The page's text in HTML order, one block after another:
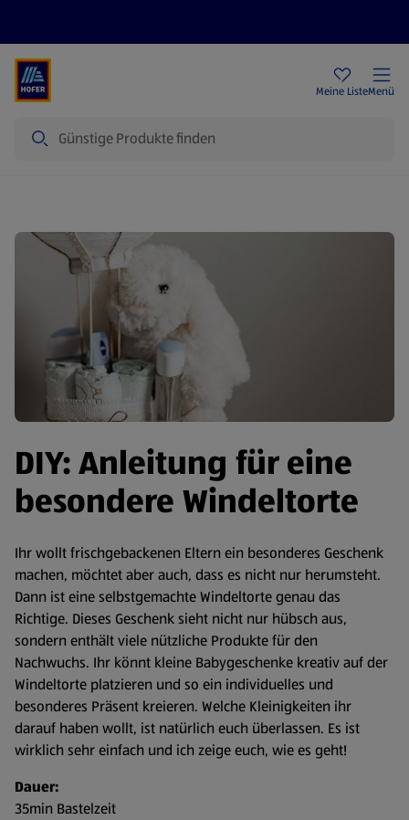
Meine ListeMenü
DIY: Anleitung für eine
besondere Windeltorte
Ihr wollt frischgebackenen Eltern ein besonderes Geschenk
machen, möchtet aber auch, dass es nicht nur herumsteht.
Dann ist eine selbstgemachte Windeltorte genau das
Richtige. Dieses Geschenk sieht nicht nur hübsch aus,
sondern enthält viele nützliche Produkte für den
Nachwuchs. Ihr könnt kleine Babygeschenke kreativ auf der
Windeltorte platzieren und so ein individuelles und
besonderes Präsent kreieren. Welche Kleinigkeiten ihr
darauf haben wollt, ist natürlich euch überlassen. Es ist
wirklich sehr einfach und ich zeige euch, wie es geht!
Dauer:
35min Bastelzeit